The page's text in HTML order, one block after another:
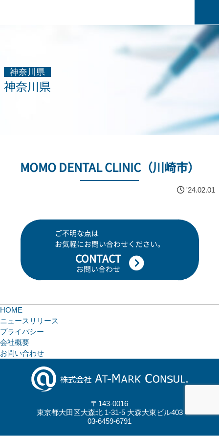
神奈川県
神奈川県
MOMO DENTAL CLINIC（川崎市）
'24.02.01
ご不明な点は
お気軽にお問い合わせください。
CONTACT
お問い合わせ
HOME
ニュースリリース
プライバシー
会社概要
お問い合わせ
〒143-0016
東京都大田区大森北 1-31-5 大森大東ビル403
03-6459-6791